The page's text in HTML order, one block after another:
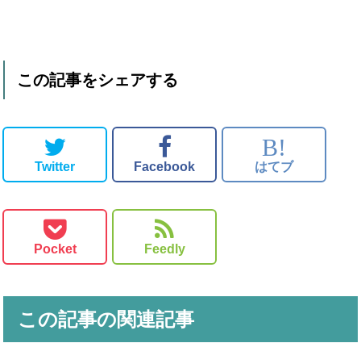
この記事をシェアする
Twitter Facebook
B!
はてブ
Pocket Feedly
この記事の関連記事